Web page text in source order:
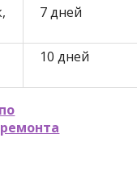
7 дней
10 дней